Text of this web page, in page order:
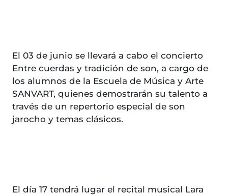
El 03 de junio se llevará a cabo el concierto
Entre cuerdas y tradición de son, a cargo de
los alumnos de la Escuela de Música y Arte
SANVART, quienes demostrarán su talento a
través de un repertorio especial de son
jarocho y temas clásicos.
El día 17 tendrá lugar el recital musical Lara